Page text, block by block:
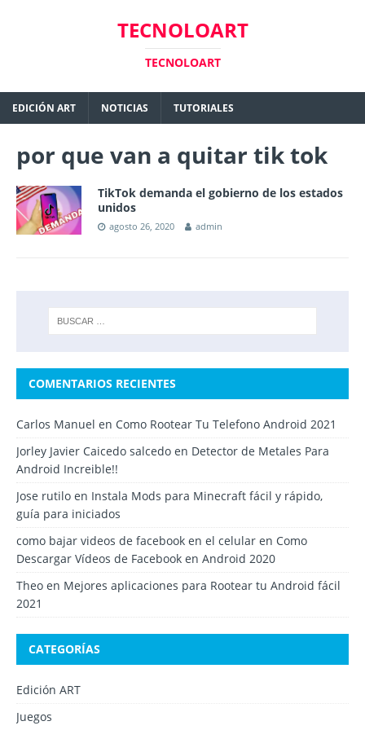
TECNOLOART
TECNOLOART
EDICIÓN ART NOTICIAS TUTORIALES
por que van a quitar tik tok
TikTok demanda el gobierno de los estados
unidos
agosto 26, 2020 admin
COMENTARIOS RECIENTES
Carlos Manuel en Como Rootear Tu Telefono Android 2021
Jorley Javier Caicedo salcedo en Detector de Metales Para
Android Increible!!
Jose rutilo en Instala Mods para Minecraft fácil y rápido,
guía para iniciados
como bajar videos de facebook en el celular en Como
Descargar Vídeos de Facebook en Android 2020
Theo en Mejores aplicaciones para Rootear tu Android fácil
2021
CATEGORÍAS
Edición ART
Juegos